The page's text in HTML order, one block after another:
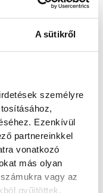
A sütikről
személyre
Ezenkívül
partnereinkkel
vonatkozó
más olyan
vagy az
gyűjtöttek.
Rosta
Sipos
Zoltán
HT),